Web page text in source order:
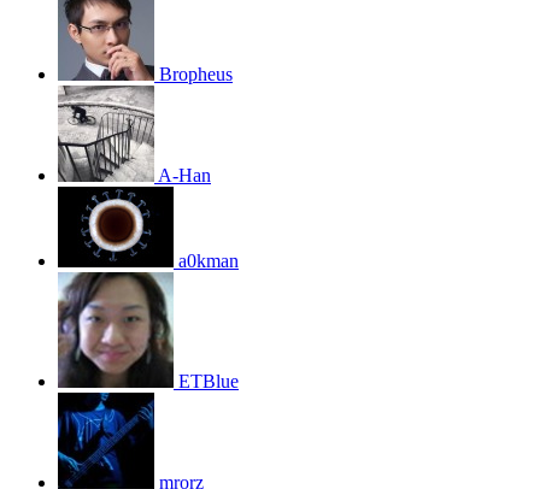
Bropheus
A-Han
a0kman
ETBlue
mrorz